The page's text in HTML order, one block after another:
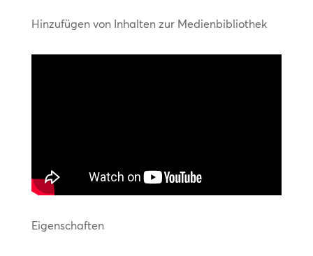
Hinzufügen von Inhalten zur Medienbibliothek
Eigenschaften